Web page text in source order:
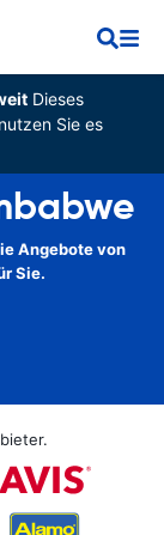
Dieses
Sie es
Angebote von
Sie.